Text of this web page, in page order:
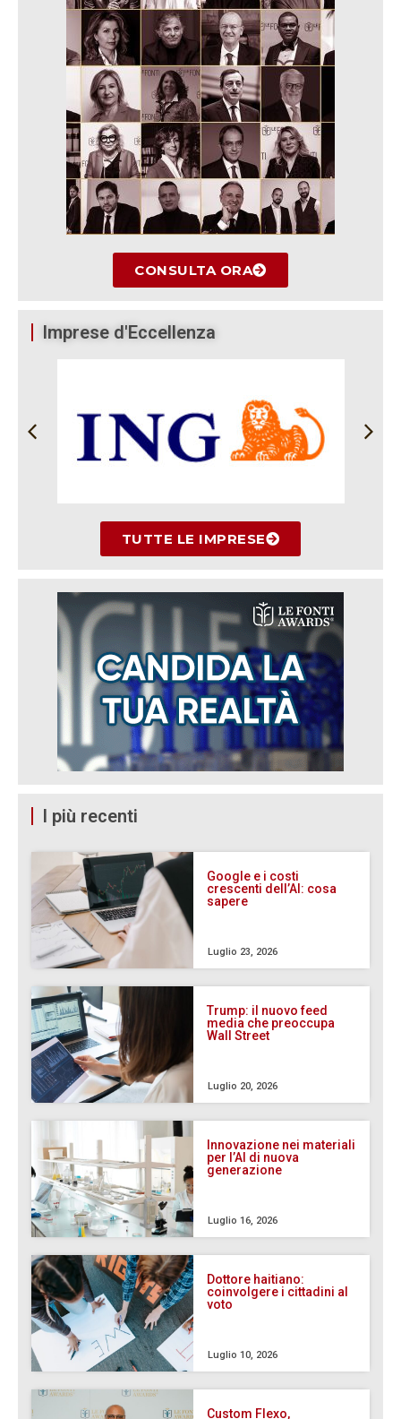
CONSULTA ORA
Imprese d'Eccellenza
TUTTE LE IMPRESE
I più recenti
Google e i costi
crescenti dell’AI: cosa
sapere
Luglio 23, 2026
Trump: il nuovo feed
media che preoccupa
Wall Street
Luglio 20, 2026
Innovazione nei materiali
per l’AI di nuova
generazione
Luglio 16, 2026
Dottore haitiano:
coinvolgere i cittadini al
voto
Luglio 10, 2026
Custom Flexo,